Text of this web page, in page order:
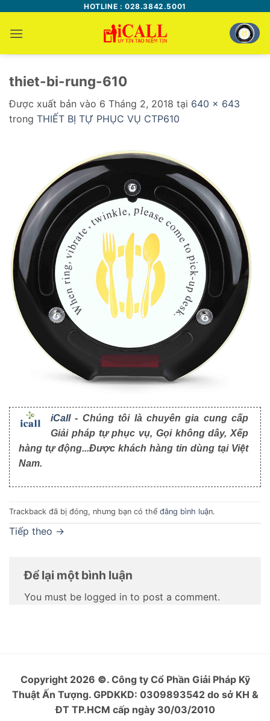
nội
dung
HOTLINE : 028.3842.5001
thiet-bi-rung-610
Được xuất bản vào 6 Tháng 2, 2018 tại 640 × 643
trong THIẾT BỊ TỰ PHỤC VỤ CTP610
iCall- Chúng tôi là chuyên gia cung cấp
Giải pháp tự phục vụ, Gọi không dây, Xếp
hàng tự động...Được khách hàng tin dùng tại Việt
Nam.
Trackback đã bị đóng, nhưng bạn có thể đăng bình luận.
Tiếp theo →
Để lại một bình luận
You must be logged in to post a comment.
Copyright 2026 ©. Công ty Cổ Phần Giải Pháp Kỹ
Thuật Ấn Tượng. GPDKKD: 0309893542 do sở KH &
ĐT TP.HCM cấp ngày 30/03/2010